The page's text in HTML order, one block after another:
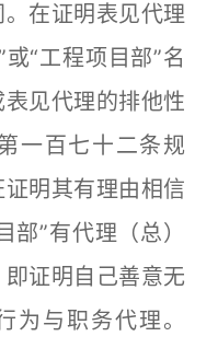
在证明表见代理
“工程项目部”名
见代理的排他性
一百七十二条规
明其有理由相信
部”有代理（总）
证明自己善意无
为与职务代理。